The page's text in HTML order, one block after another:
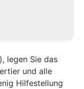
legen Sie das
und alle
Hilfestellung